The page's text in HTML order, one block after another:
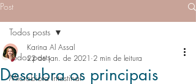
Post
Todos posts
Microbiota Intestinal
Todos posts
Descubra os principais
Karina Al Assal
22 de jan. de 2021 2 min de leitura